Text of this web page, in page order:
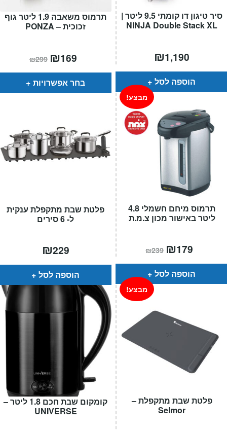
תרמוס משאבה 1.9 ליטר גוף
זכוכית – PONZA
₪299 המחיר
המקורי
היה:
₪299.
₪169
הוא:
בחר אפשרויות
סיר טיגון דו קומתי 9.5 ליטר |
NINJA Double Stack XL
₪1,190
הוספה לסל
פלטת שבת מתקפלת ענקית
ל- 6 סירים
₪229
הוספה לסל
תרמוס מיחם חשמלי 4.8
ליטר באישור מכון צ.מ.ת
מבצע!
₪239 המחיר
המקורי
היה:
₪239.
₪179
הוא:
הוספה לסל
קומקום שבת חכם 1.8 ליטר –
UNIVERSE
פלטת שבת מתקפלת –
Selmor
מבצע!